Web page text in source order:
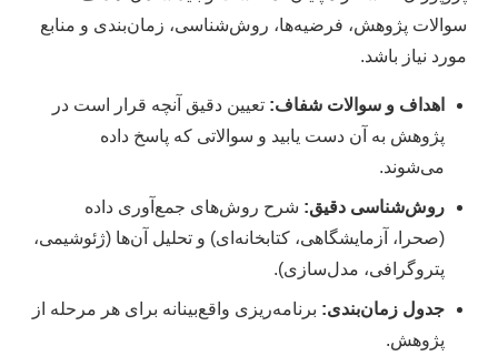
سوالات پژوهش، فرضیه‌ها، روش‌شناسی، زمان‌بندی و منابع
مورد نیاز باشد.
اهداف و سوالات شفاف: تعیین دقیق آنچه قرار است در
پژوهش به آن دست یابید و سوالاتی که پاسخ داده
می‌شوند.
روش‌شناسی دقیق: شرح روش‌های جمع‌آوری داده
(صحرا، آزمایشگاهی، کتابخانه‌ای) و تحلیل آن‌ها (ژئوشیمی،
پتروگرافی، مدل‌سازی).
جدول زمان‌بندی: برنامه‌ریزی واقع‌بینانه برای هر مرحله از
پژوهش.